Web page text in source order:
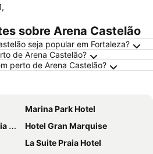
,
sobre Arena Castelão
seja popular em Fortaleza?
de Arena Castelão?
perto de Arena Castelão?
Marina Park Hotel
Hotel Gran Marquise
La Suite Praia Hotel